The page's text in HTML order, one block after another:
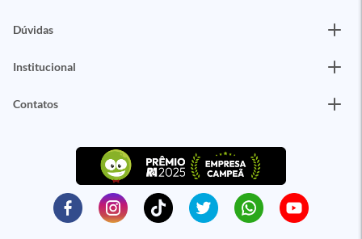
Dúvidas
Institucional
Contatos